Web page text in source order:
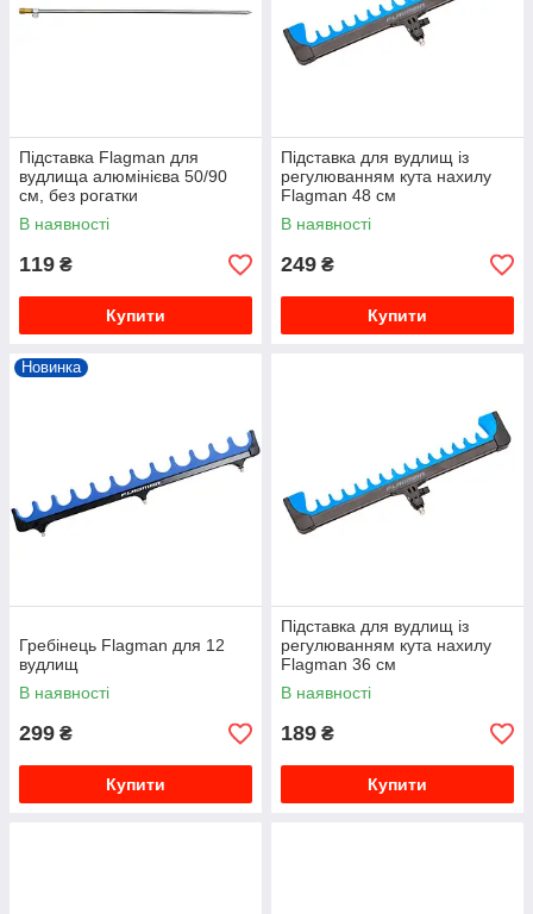
Підставка Flagman для
вудлища алюмінієва 50/90
см, без рогатки
В наявності
119 ₴
Купити
Підставка для вудлищ із
регулюванням кута нахилу
Flagman 48 см
В наявності
249 ₴
Купити
Новинка
Гребінець Flagman для 12
вудлищ
В наявності
299 ₴
Купити
Підставка для вудлищ із
регулюванням кута нахилу
Flagman 36 см
В наявності
189 ₴
Купити